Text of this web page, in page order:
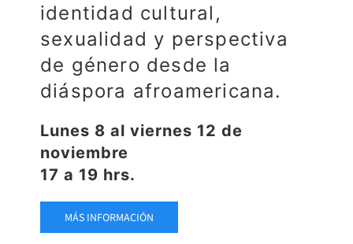
identidad cultural,
sexualidad y perspectiva
de género desde la
diáspora afroamericana.
Lunes 8 al viernes 12 de
noviembre
17 a 19 hrs.
MÁS INFORMACIÓN